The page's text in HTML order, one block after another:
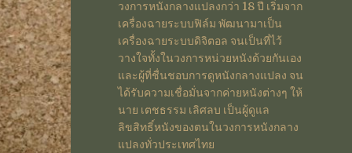
วงการหนังกลางแปลงกว่า 18 ปี เริ่มจาก
เครื่องฉายระบบฟิล์ม พัฒนามาเป็น
เครื่องฉายระบบดิจิตอล จนเป็นที่ไว้
วางใจทั้งในวงการหน่วยหนังด้วยกันเอง
และผู้ที่ชื่นชอบการดูหนังกลางแปลง จน
ได้รับความเชื่อมั่นจากค่ายหนังต่างๆ ให้
นาย เตชธรรม เลิศลบ เป็นผู้ดูแล
ลิขสิทธิ์หนังของตนในวงการหนังกลาง
แปลงทั่วประเทศไทย